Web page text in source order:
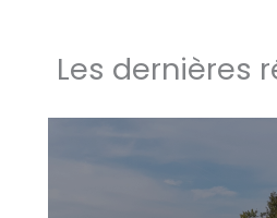
Les dernières